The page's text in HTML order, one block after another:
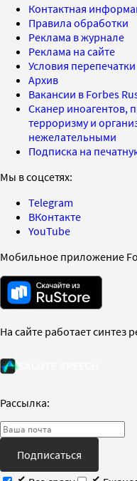
Контактная
Правила обработки
Реклама в журнале
Реклама на сайте
Условия перепечатки
Архив
Вакансии в Forbes
Сканер иноагентов,
терроризму и
нежелательными
Подписка на
Мы в соцсетях:
Telegram
ВКонтакте
YouTube
Мобильное приложение
На сайте работает синтез
Рассылка:
Подписаться